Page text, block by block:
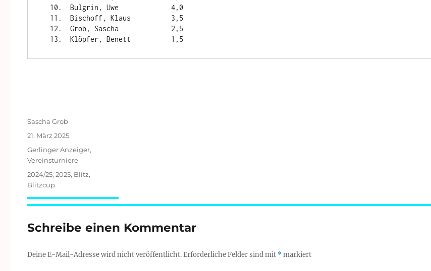
Autor
Sascha Grob
Veröffentlicht
am
21. März 2025
Kategorien
Gerlinger Anzeiger,
Vereinsturniere
Schlagwörter
2024/25, 2025, Blitz,
Blitzcup
Schreibe einen Kommentar
Deine E-Mail-Adresse wird nicht veröffentlicht. Erforderliche Felder sind mit *markiert